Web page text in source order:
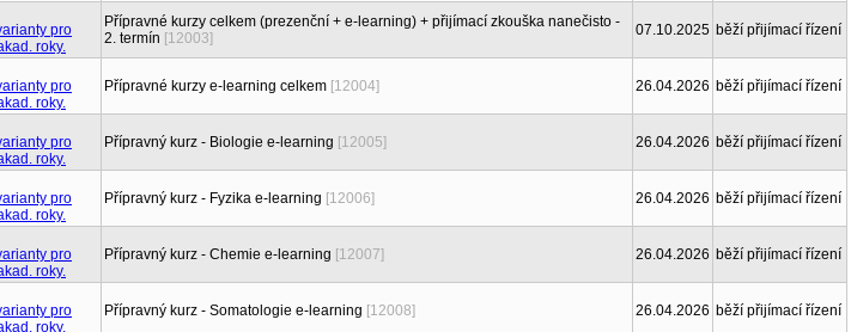
Přípravné kurzy celkem (prezenční + e-learning) + přijímací zkouška nanečisto -
2. termín [12003] 07.10.2025 běží přijímací řízení
Přípravné kurzy e-learning celkem [12004] 26.04.2026 běží přijímací řízení
Přípravný kurz - Biologie e-learning [12005] 26.04.2026 běží přijímací řízení
Přípravný kurz - Fyzika e-learning [12006] 26.04.2026 běží přijímací řízení
Přípravný kurz - Chemie e-learning [12007] 26.04.2026 běží přijímací řízení
Přípravný kurz - Somatologie e-learning [12008] 26.04.2026 běží přijímací řízení